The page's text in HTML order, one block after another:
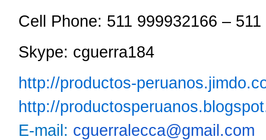
Cell Phone: 511 999932166 –
Skype: cguerra184
http://productos-
http://
E-mail: cguerralecca@gmail.com